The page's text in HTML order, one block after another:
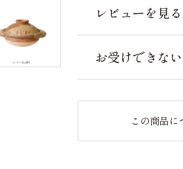
レビューを見
お受けできな
この商品に